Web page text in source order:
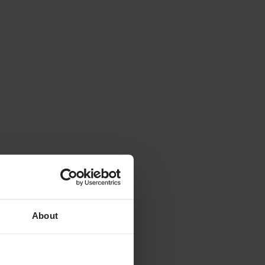
About